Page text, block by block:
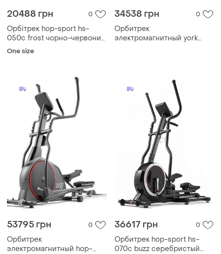
20488 грн 0
Орбітрек hop-sport hs-
050c frost чорно-червоний
2020 лучшая цена с
One size
34538 грн 0
Орбитрек
электромагнитный york
53795 грн 0
Орбитрек
электромагнитный hop-
36617 грн 0
Орбитрек hop-sport hs-
070c buzz серебристый